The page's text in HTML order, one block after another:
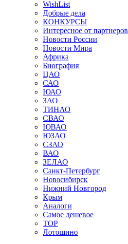
WishList
Добрые дела
КОНКУРСЫ
Интересное от партнеров
Новости России
Новости Мира
Африка
Биография
ЦАО
САО
ЮАО
ЗАО
ТИНАО
СВАО
ЮВАО
ЮЗАО
СЗАО
ВАО
ЗЕЛАО
Санкт-Петербург
Новосибирск
Нижний Новгород
Крым
Аналоги
Самое дешевое
TOP
Лотошино